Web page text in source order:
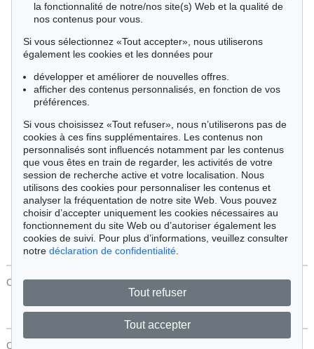
Littérature économique
Cimélie
Trier par:
Tous les objets
Offres actuelles
Objets vendus
Chercher
CONTACT Protection Des Données
CONTACT
la fonctionnalité de notre/nos site(s) Web et la qualité de
nos contenus pour vous.
Si vous sélectionnez «Tout accepter», nous utiliserons
également les cookies et les données pour
développer et améliorer de nouvelles offres.
afficher des contenus personnalisés, en fonction de vos
préférences.
Si vous choisissez «Tout refuser», nous n’utiliserons pas de
cookies à ces fins supplémentaires. Les contenus non
personnalisés sont influencés notamment par les contenus
que vous êtes en train de regarder, les activités de votre
session de recherche active et votre localisation. Nous
utilisons des cookies pour personnaliser les contenus et
analyser la fréquentation de notre site Web. Vous pouvez
choisir d’accepter uniquement les cookies nécessaires au
fonctionnement du site Web ou d’autoriser également les
cookies de suivi. Pour plus d’informations, veuillez consulter
notre déclaration de confidentialité
Tout refuser
Tout accepter